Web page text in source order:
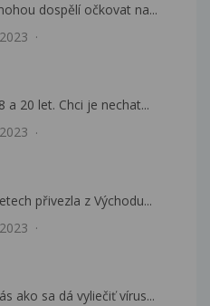
dospělí očkovat na...
20 let. Chci je nechat...
přivezla z Východu...
ako sa dá vyliečiť vírus...